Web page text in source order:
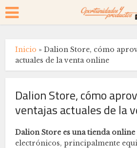
Inicio »Dalion Store, cómo
actuales de la venta online
Dalion Store, cómo
ventajas actuales de la
Dalion Store es una tienda online
electrónicos, principalmente